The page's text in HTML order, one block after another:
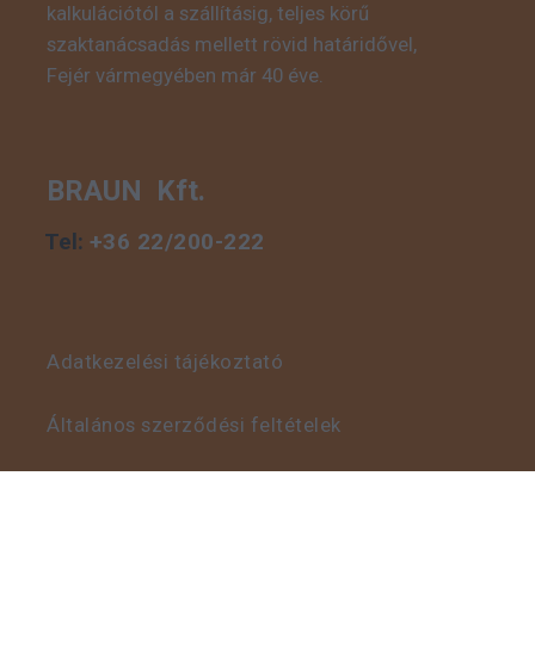
kalkulációtól a szállításig, teljes körű
szaktanácsadás mellett rövid határidővel,
Fejér vármegyében már 40 éve.
BRAUN Kft.
Tel: +36 22/200-222
Adatkezelési tájékoztató
Általános szerződési feltételek